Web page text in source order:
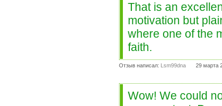
That is an
motivation but
where one of the
faith.
Отзыв написал: Lsm99dna 29 марта
Wow! We could